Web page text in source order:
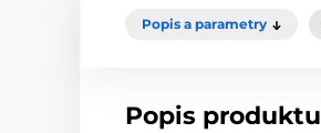
Popis a parametry
Popis produktu